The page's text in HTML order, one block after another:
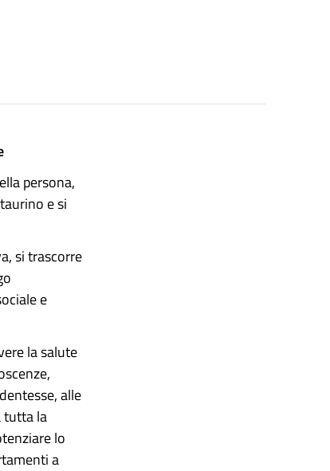
persona,
e si
si trascorre
e
la salute
alle
tutta la
lo
a